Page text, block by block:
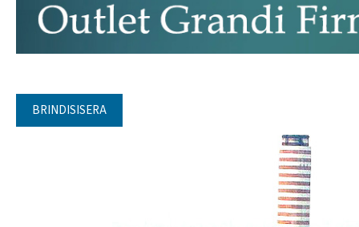
BRINDISISERA